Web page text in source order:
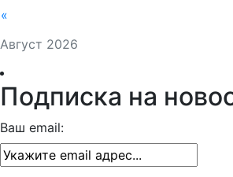
Август 2026
«
Подписка на
Ваш email: